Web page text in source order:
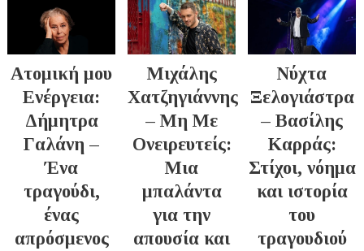
Ατομική μου
Ενέργεια:
Δήμητρα
Γαλάνη –
Ένα
τραγούδι,
ένας
απρόσμενος
Μιχάλης
Χατζηγιάννης
– Μη Με
Ονειρευτείς:
Μια
μπαλάντα
για την
απουσία και
Νύχτα
Ξελογιάστρα
– Βασίλης
Καρράς:
Στίχοι, νόημα
και ιστορία
του
τραγουδιού